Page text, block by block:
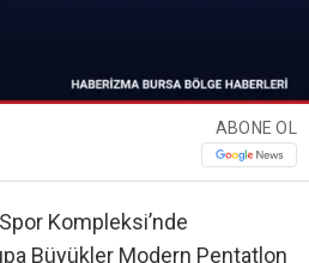
ABONE OL
Kompleksi’nde
Büyükler Modern Pentatlon